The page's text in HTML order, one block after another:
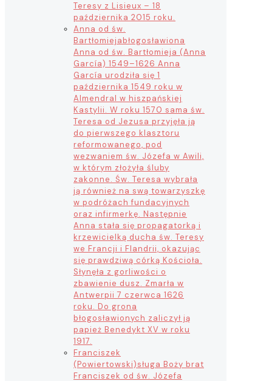
Teresy z Lisieux – 18
października 2015 roku.
Anna od św.
Bartłomiejabłogosławiona
Anna od św. Bartłomieja (Anna
García) 1549–1626 Anna
García urodziła się 1
października 1549 roku w
Almendral w hiszpańskiej
Kastylii. W roku 1570 sama św.
Teresa od Jezusa przyjęła ją
do pierwszego klasztoru
reformowanego, pod
wezwaniem św. Józefa w Awili,
w którym złożyła śluby
zakonne. Św. Teresa wybrała
ją również na swą towarzyszkę
w podróżach fundacyjnych
oraz infirmerkę. Następnie
Anna stała się propagatorką i
krzewicielką ducha św. Teresy
we Francji i Flandrii, okazując
się prawdziwą córką Kościoła.
Słynęła z gorliwości o
zbawienie dusz. Zmarła w
Antwerpii 7 czerwca 1626
roku. Do grona
błogosławionych zaliczył ją
papież Benedykt XV w roku
1917.
Franciszek
(Powiertowski)sługa Boży brat
Franciszek od św. Józefa